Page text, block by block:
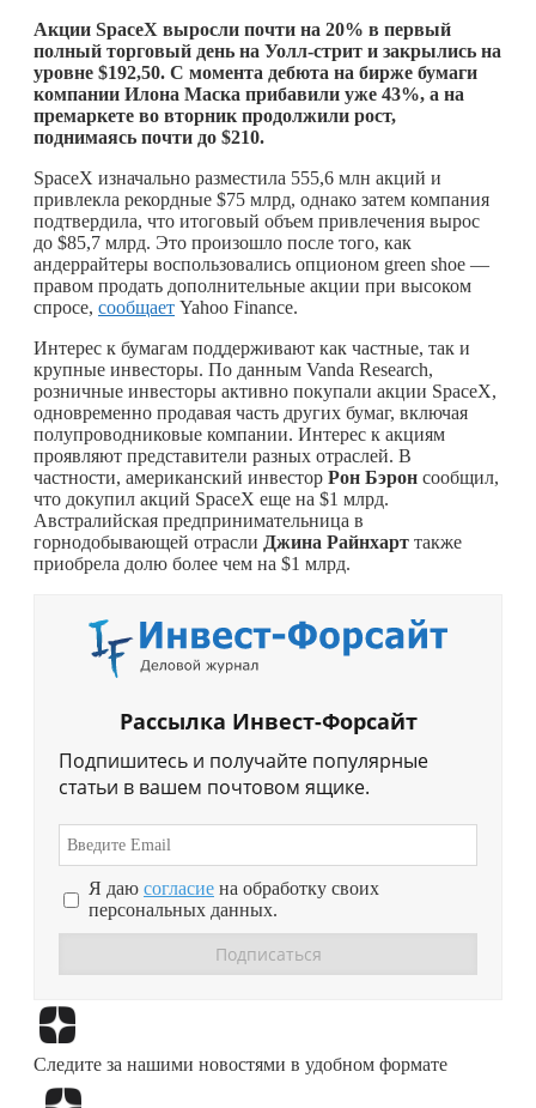
Акции SpaceX выросли почти на 20% в первый
полный торговый день на Уолл-стрит и закрылись на
уровне $192,50. С момента дебюта на бирже бумаги
компании Илона Маска прибавили уже 43%, а на
премаркете во вторник продолжили рост,
поднимаясь почти до $210.
SpaceX изначально разместила 555,6 млн акций и
привлекла рекордные $75 млрд, однако затем компания
подтвердила, что итоговый объем привлечения вырос
до $85,7 млрд. Это произошло после того, как
андеррайтеры воспользовались опционом green shoe —
правом продать дополнительные акции при высоком
спросе, сообщает Yahoo Finance.
Интерес к бумагам поддерживают как частные, так и
крупные инвесторы. По данным Vanda Research,
розничные инвесторы активно покупали акции SpaceX,
одновременно продавая часть других бумаг, включая
полупроводниковые компании. Интерес к акциям
проявляют представители разных отраслей. В
частности, американский инвестор Рон Бэрон сообщил,
что докупил акций SpaceX еще на $1 млрд.
Австралийская предпринимательница в
горнодобывающей отрасли Джина Райнхарт также
приобрела долю более чем на $1 млрд.
Рассылка Инвест-Форсайт
Подпишитесь и получайте популярные
статьи в вашем почтовом ящике.
Я даю согласие на обработку своих
персональных данных.
Следите за нашими новостями в удобном формате